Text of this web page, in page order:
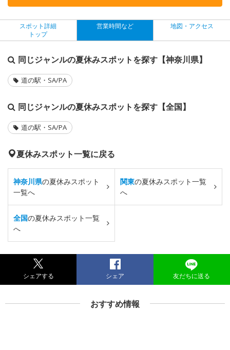
スポット詳細
トップ
営業時間など 地図・アクセス
同じジャンルの夏休みスポットを探す【神奈川県】
道の駅・SA/PA
同じジャンルの夏休みスポットを探す【全国】
道の駅・SA/PA
夏休みスポット一覧に戻る
神奈川県の夏休みスポット
一覧へ
関東の夏休みスポット一覧
へ
全国の夏休みスポット一覧
へ
シェアする シェア 友だちに送る
おすすめ情報